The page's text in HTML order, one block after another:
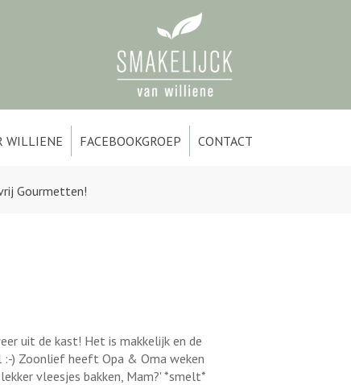
WILLIENE FACEBOOKGROEP CONTACT
Gourmetten!
uit de kast! Het is makkelijk en de
:-) Zoonlief heeft Opa & Oma weken
vleesjes bakken, Mam?' *smelt*